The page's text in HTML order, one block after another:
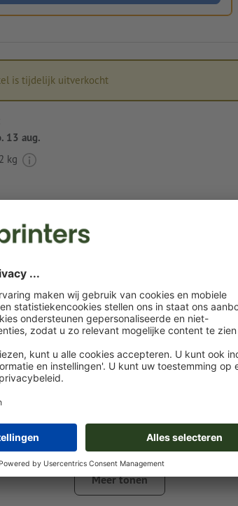
is tijdelijk uitverkocht
13 aug.
kg
voor drukgegevens Sleutelhanger
: 3 x 1,5 cm
bij het opmaken van een bestand:
nieuw kleurveld aan en wijs aan het in te
kleur toe.
van de staal: "Laser"
steunkleur
Deze "kleur" is alleen bedoeld voor
gekleurd ingegraveerd motief
pdf-bestand mag alleen vectoren
en -templates zijn niet geschikt
Meer tonen